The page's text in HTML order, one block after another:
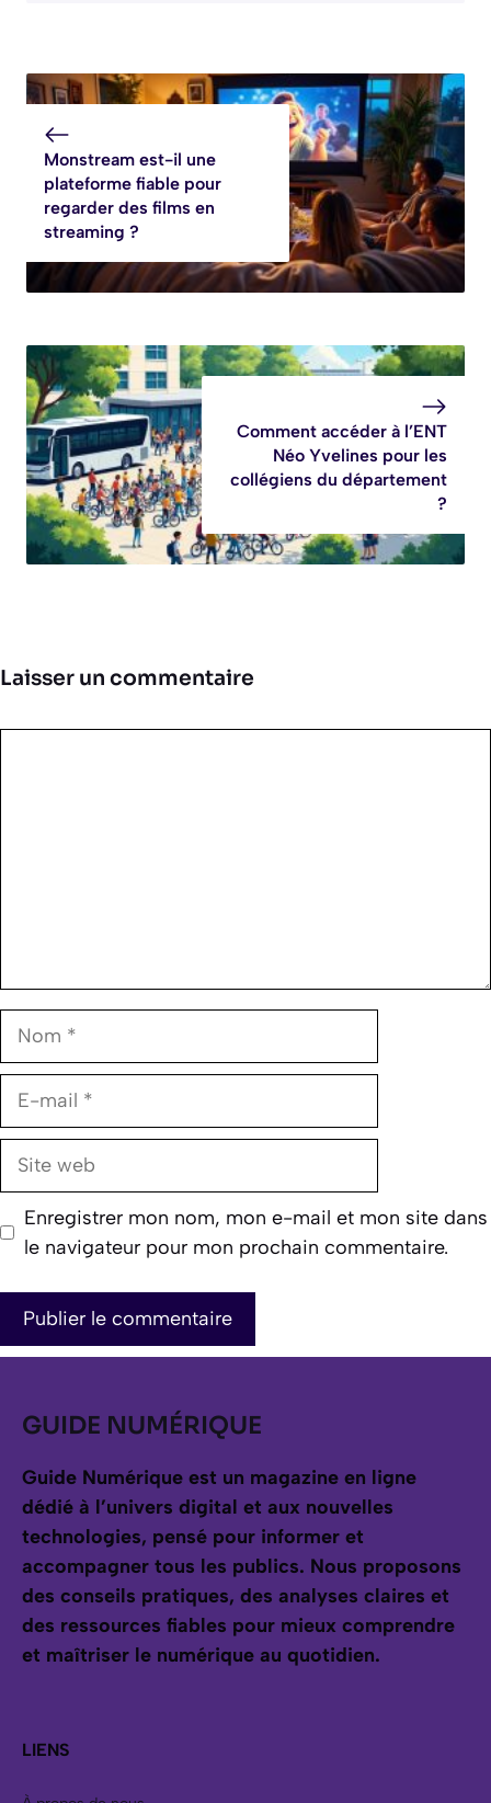
Monstream est-il une
plateforme fiable pour
regarder des films en
streaming ?
Comment accéder à l’ENT
Néo Yvelines pour les
collégiens du département
?
Laisser un commentaire
Nom
E-
Site
Enregistrer mon nom, mon e-mail et mon site dans
le navigateur pour mon prochain commentaire.
GUIDE NUMÉRIQUE
Guide Numérique est un magazine en ligne
dédié à l’univers digital et aux nouvelles
technologies, pensé pour informer et
accompagner tous les publics. Nous proposons
des conseils pratiques, des analyses claires et
des ressources fiables pour mieux comprendre
et maîtriser le numérique au quotidien.
LIENS